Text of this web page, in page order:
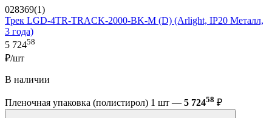
028369(1)
Трек LGD-4TR-TRACK-2000-BK-M (D) (Arlight, IP20 Металл,
3 года)
5 72458
₽/шт
В наличии
Пленочная упаковка (полистирол) 1 шт — 5 72458 ₽